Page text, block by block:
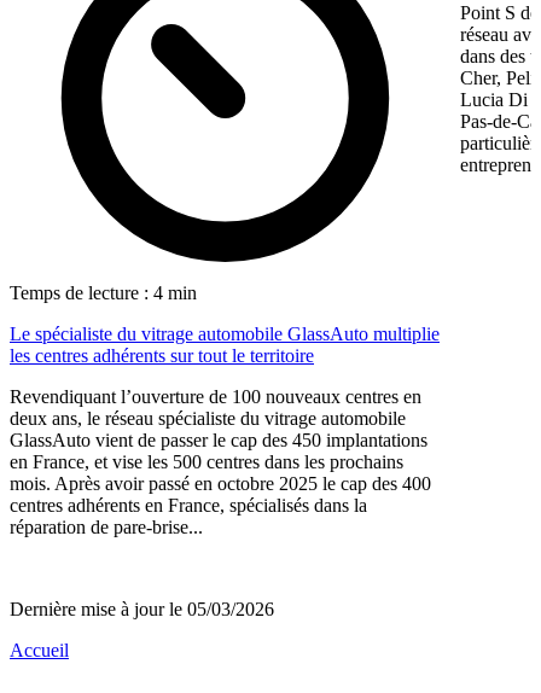
Temps de lecture : 4 min
Le spécialiste du vitrage automobile GlassAuto multiplie
les centres adhérents sur tout le territoire
Revendiquant l’ouverture de 100 nouveaux centres en
deux ans, le réseau spécialiste du vitrage automobile
GlassAuto vient de passer le cap des 450 implantations
en France, et vise les 500 centres dans les prochains
mois. Après avoir passé en octobre 2025 le cap des 400
centres adhérents en France, spécialisés dans la
réparation de pare-brise...
Point S
réseau
dans des
Cher,
Lucia Di
Pas-de-
Dernière mise à jour le 05/03/2026
Accueil